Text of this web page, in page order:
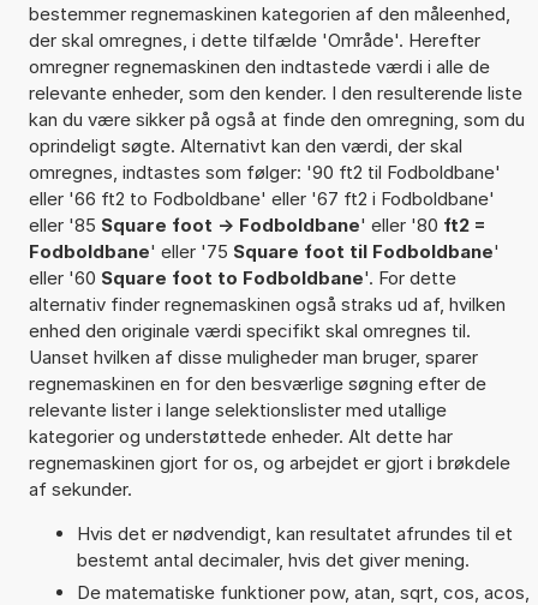
bestemmer regnemaskinen kategorien af den måleenhed,
der skal omregnes, i dette tilfælde 'Område'. Herefter
omregner regnemaskinen den indtastede værdi i alle de
relevante enheder, som den kender. I den resulterende liste
kan du være sikker på også at finde den omregning, som du
oprindeligt søgte. Alternativt kan den værdi, der skal
omregnes, indtastes som følger: '90 ft2 til Fodboldbane'
eller '66 ft2 to Fodboldbane' eller '67 ft2 i Fodboldbane'
eller '85 Square foot -> Fodboldbane' eller '80 ft2 =
Fodboldbane' eller '75 Square foot til Fodboldbane'
eller '60 Square foot to Fodboldbane'. For dette
alternativ finder regnemaskinen også straks ud af, hvilken
enhed den originale værdi specifikt skal omregnes til.
Uanset hvilken af disse muligheder man bruger, sparer
regnemaskinen en for den besværlige søgning efter de
relevante lister i lange selektionslister med utallige
kategorier og understøttede enheder. Alt dette har
regnemaskinen gjort for os, og arbejdet er gjort i brøkdele
af sekunder.
Hvis det er nødvendigt, kan resultatet afrundes til et
bestemt antal decimaler, hvis det giver mening.
De matematiske funktioner pow, atan, sqrt, cos, acos,